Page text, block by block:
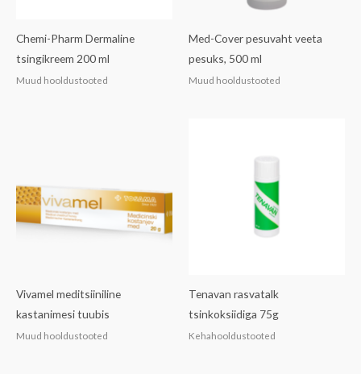
Chemi-Pharm Dermaline
tsingikreem 200 ml
Muud hooldustooted
Med-Cover pesuvaht veeta
pesuks, 500 ml
Muud hooldustooted
Vivamel meditsiiniline
kastanimesi tuubis
Muud hooldustooted
Tenavan rasvatalk
tsinkoksiidiga 75g
Kehahooldustooted